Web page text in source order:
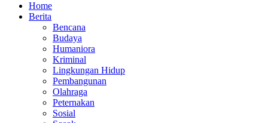
Home
Berita
Bencana
Budaya
Humaniora
Kriminal
Lingkungan Hidup
Pembangunan
Olahraga
Peternakan
Sosial